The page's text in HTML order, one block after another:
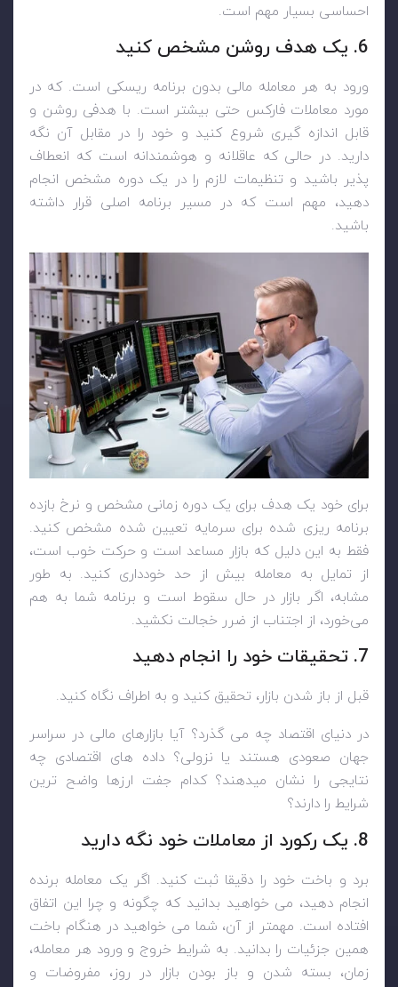
احساسی بسیار مهم است.
6. یک هدف روشن مشخص کنید
ورود به هر معامله مالی بدون برنامه ریسکی است. که در
مورد معاملات فارکس حتی بیشتر است. با هدفی روشن و
قابل اندازه گیری شروع کنید و خود را در مقابل آن نگه
دارید. در حالی که عاقلانه و هوشمندانه است که انعطاف
پذیر باشید و تنظیمات لازم را در یک دوره مشخص انجام
دهید، مهم است که در مسیر برنامه اصلی قرار داشته
باشید.
برای خود یک هدف برای یک دوره زمانی مشخص و نرخ بازده
برنامه ریزی شده برای سرمایه تعیین شده مشخص کنید.
فقط به این دلیل که بازار مساعد است و حرکت خوب است،
از تمایل به معامله بیش از حد خودداری کنید. به طور
مشابه، اگر بازار در حال سقوط است و برنامه شما به هم
می‌خورد، از اجتناب از ضرر خجالت نکشید.
7. تحقیقات خود را انجام دهید
قبل از باز شدن بازار، تحقیق کنید و به اطراف نگاه کنید.
در دنیای اقتصاد چه می گذرد؟ آیا بازارهای مالی در سراسر
جهان صعودی هستند یا نزولی؟ داده های اقتصادی چه
نتایجی را نشان میدهند؟ کدام جفت ارزها واضح ترین
شرایط را دارند؟
8. یک رکورد از معاملات خود نگه دارید
برد و باخت خود را دقیقا ثبت کنید. اگر یک معامله برنده
انجام دهید، می خواهید بدانید که چگونه و چرا این اتفاق
افتاده است. مهمتر از آن، شما می خواهید در هنگام باخت
همین جزئیات را بدانید. به شرایط خروج و ورود هر معامله،
زمان، بسته شدن و باز بودن بازار در روز، مفروضات و